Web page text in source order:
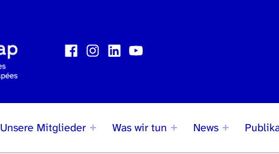
Social Links
FacebookInstagram
LinkedInYouTube
Unsere Mitglieder Was wir tun News